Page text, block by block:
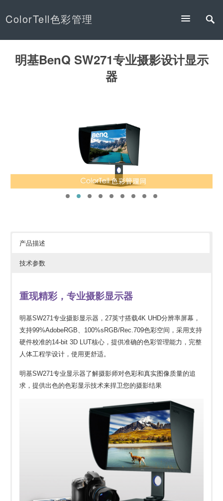
ColorTell色彩管理
明基BenQ SW271专业摄影设计显示
器
产品描述
技术参数
重现精彩，专业摄影显示器
明基SW271专业摄影显示器，27英寸搭载4K UHD分辨率屏幕，
支持99%AdobeRGB、100%sRGB/Rec.709色彩空间，采用支持
硬件校准的14-bit 3D LUT核心，提供准确的色彩管理能力，完整
人体工程学设计，使用更舒适。
明基SW271专业显示器了解摄影师对色彩和真实图像质量的追
求，提供出色的色彩显示技术来捍卫您的摄影结果